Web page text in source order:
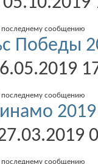
Победы
2019